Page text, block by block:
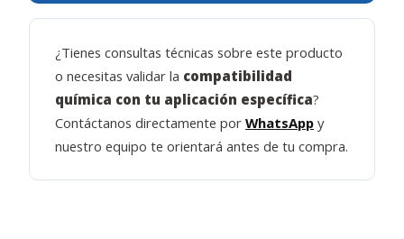
¿Tienes consultas técnicas sobre este producto
o necesitas validar la compatibilidad
química con tu aplicación específica?
Contáctanos directamente porWhatsApp y
nuestro equipo te orientará antes de tu compra.